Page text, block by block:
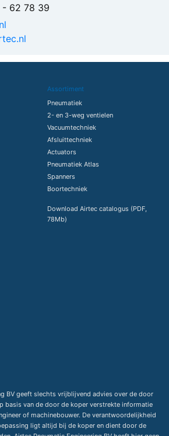
- 62 78 39
Assortiment
Pneumatiek
2- en 3-weg ventielen
Vacuumtechniek
Afsluittechniek
Actuators
Pneumatiek Atlas
Spanners
Boortechniek
Download Airtec catalogus (PDF,
78Mb)
BV geeft slechts vrijblijvend advies over de door
basis van de door de koper verstrekte informatie
of machinebouwer. De verantwoordelijkheid
ligt altijd bij de koper en dient door de